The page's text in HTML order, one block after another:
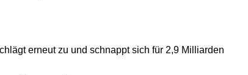
erneut zu und schnappt sich für 2,9 Milliarden